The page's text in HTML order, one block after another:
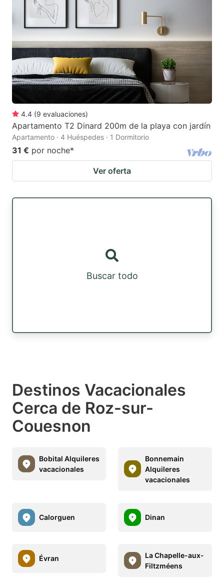
4.4 (9 evaluaciones)
Apartamento T2 Dinard 200m de la playa con jardín
Apartamento · 4 Huéspedes · 1 Dormitorio
31 € por noche*
Ver oferta
Buscar todo
Destinos Vacacionales
Cerca de Roz-sur-
Couesnon
Bobital Alquileres
vacacionales
Bonnemain
Alquileres
vacacionales
Calorguen Dinan
Évran
La Chapelle-aux-
Filtzméens